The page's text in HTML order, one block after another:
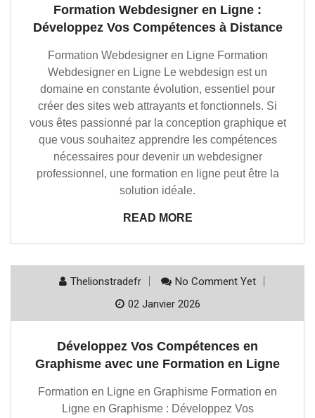
Formation Webdesigner en Ligne :
Développez Vos Compétences à Distance
Formation Webdesigner en Ligne Formation
Webdesigner en Ligne Le webdesign est un
domaine en constante évolution, essentiel pour
créer des sites web attrayants et fonctionnels. Si
vous êtes passionné par la conception graphique et
que vous souhaitez apprendre les compétences
nécessaires pour devenir un webdesigner
professionnel, une formation en ligne peut être la
solution idéale.
READ MORE
Thelionstradefr
No Comment Yet
02 Janvier 2026
Développez Vos Compétences en
Graphisme avec une Formation en Ligne
Formation en Ligne en Graphisme Formation en
Ligne en Graphisme : Développez Vos